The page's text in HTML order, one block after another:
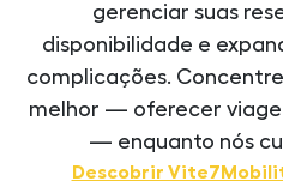
gerenciar suas
disponibilidade e
complicações.
melhor — oferecer
— enquanto nós
Descobrir